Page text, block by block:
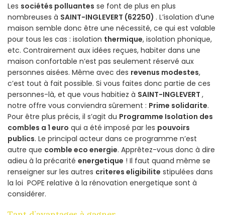
Les sociétés polluantes se font de plus en plus
nombreuses à SAINT-INGLEVERT (62250) . L’isolation d’une
maison semble donc être une nécessité, ce qui est valable
pour tous les cas : isolation thermique, isolation phonique,
etc. Contrairement aux idées reçues, habiter dans une
maison confortable n’est pas seulement réservé aux
personnes aisées. Même avec des revenus modestes,
c’est tout à fait possible. Si vous faites donc partie de ces
personnes-là, et que vous habitiez à SAINT-INGLEVERT ,
notre offre vous conviendra sûrement : Prime solidarite.
Pour être plus précis, il s’agit du Programme Isolation des
combles a 1 euro qui a été imposé par les pouvoirs
publics. Le principal acteur dans ce programme n’est
autre que comble eco energie. Apprêtez-vous donc à dire
adieu à la précarité energetique ! Il faut quand même se
renseigner sur les autres criteres eligibilite stipulées dans
la loi POPE relative à la rénovation energetique sont à
considérer.